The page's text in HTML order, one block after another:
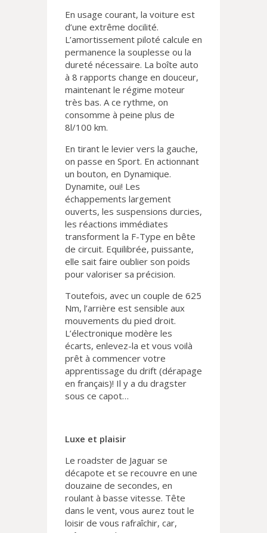
En usage courant, la voiture est
d’une extrême docilité.
L’amortissement piloté calcule en
permanence la souplesse ou la
dureté nécessaire. La boîte auto
à 8 rapports change en douceur,
maintenant le régime moteur
très bas. A ce rythme, on
consomme à peine plus de
8l/100 km.
En tirant le levier vers la gauche,
on passe en Sport. En actionnant
un bouton, en Dynamique.
Dynamite, oui! Les
échappements largement
ouverts, les suspensions durcies,
les réactions immédiates
transforment la F-Type en bête
de circuit. Equilibrée, puissante,
elle sait faire oublier son poids
pour valoriser sa précision.
Toutefois, avec un couple de 625
Nm, l’arrière est sensible aux
mouvements du pied droit.
L’électronique modère les
écarts, enlevez-la et vous voilà
prêt à commencer votre
apprentissage du drift (dérapage
en français)! Il y a du dragster
sous ce capot…
Luxe et plaisir
Le roadster de Jaguar se
décapote et se recouvre en une
douzaine de secondes, en
roulant à basse vitesse. Tête
dans le vent, vous aurez tout le
loisir de vous rafraîchir, car,